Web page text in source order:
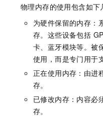
物理内存的使用包含如下
为硬件保留的内存：
存。这些设备包括
卡、蓝牙模块等。被
使用，而是专门用于
正在使用内存：由进
存。
已修改内存：内容必
存。